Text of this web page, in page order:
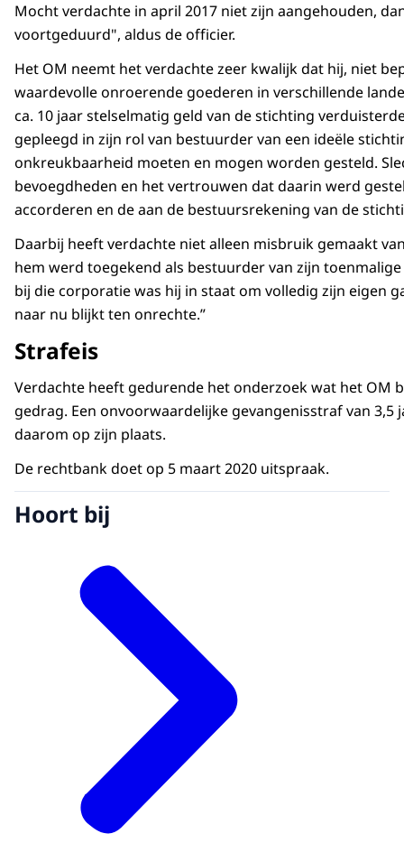
Mocht verdachte in april 2017 niet zijn aangehouden,
voortgeduurd", aldus de officier.
Het OM neemt het verdachte zeer kwalijk dat hij, niet
waardevolle onroerende goederen in verschillende
ca. 10 jaar stelselmatig geld van de stichting
gepleegd in zijn rol van bestuurder van een ideële
onkreukbaarheid moeten en mogen worden gesteld.
bevoegdheden en het vertrouwen dat daarin werd
accorderen en de aan de bestuursrekening van de
Daarbij heeft verdachte niet alleen misbruik gemaakt
hem werd toegekend als bestuurder van zijn
bij die corporatie was hij in staat om volledig zijn eigen
naar nu blijkt ten onrechte.”
Strafeis
Verdachte heeft gedurende het onderzoek wat het OM
gedrag. Een onvoorwaardelijke gevangenisstraf van
daarom op zijn plaats.
De rechtbank doet op 5 maart 2020 uitspraak.
Hoort bij